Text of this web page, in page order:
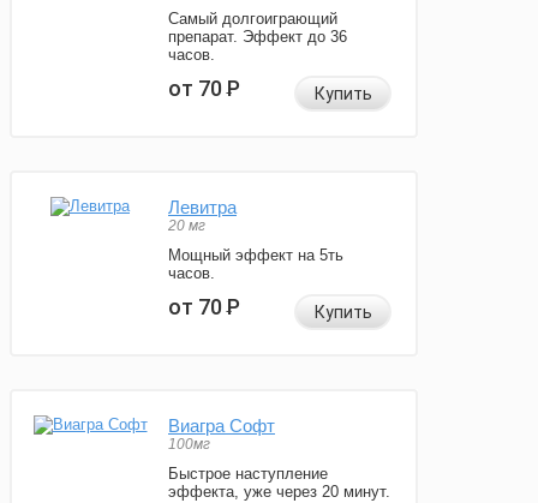
Самый долгоиграющий
препарат. Эффект до 36
часов.
от 70Р Купить
Левитра
20 мг
Мощный эффект на 5ть
часов.
от 70Р Купить
Виагра Софт
100мг
Быстрое наступление
эффекта, уже через 20 минут.